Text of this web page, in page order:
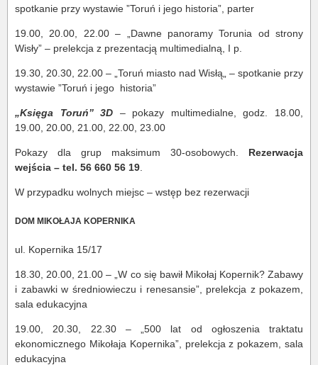
spotkanie przy wystawie ”Toruń i jego historia”, parter
19.00, 20.00, 22.00 – „Dawne panoramy Torunia od strony
Wisły” – prelekcja z prezentacją multimedialną, I p.
19.30, 20.30, 22.00 – „Toruń miasto nad Wisłą„ – spotkanie przy
wystawie ”Toruń i jego historia”
„Księga Toruń” 3D – pokazy multimedialne, godz. 18.00,
19.00, 20.00, 21.00, 22.00, 23.00
Pokazy dla grup maksimum 30-osobowych. Rezerwacja
wejścia – tel. 56 660 56 19
W przypadku wolnych miejsc – wstęp bez rezerwacji
DOM MIKOŁAJA KOPERNIKA
ul. Kopernika 15/17
18.30, 20.00, 21.00 – „W co się bawił Mikołaj Kopernik? Zabawy
i zabawki w średniowieczu i renesansie”, prelekcja z pokazem,
sala edukacyjna
19.00, 20.30, 22.30 – „500 lat od ogłoszenia traktatu
ekonomicznego Mikołaja Kopernika”, prelekcja z pokazem, sala
edukacyjna